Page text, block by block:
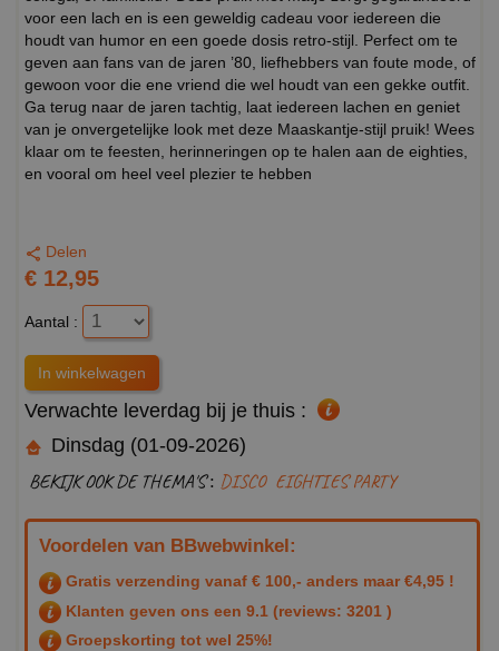
voor een lach en is een geweldig cadeau voor iedereen die
houdt van humor en een goede dosis retro-stijl. Perfect om te
geven aan fans van de jaren ’80, liefhebbers van foute mode, of
gewoon voor die ene vriend die wel houdt van een gekke outfit.
Ga terug naar de jaren tachtig, laat iedereen lachen en geniet
van je onvergetelijke look met deze Maaskantje-stijl pruik! Wees
klaar om te feesten, herinneringen op te halen aan de eighties,
en vooral om heel veel plezier te hebben
Delen
€ 12,95
Aantal :
Verwachte leverdag bij je thuis :
Dinsdag (01-09-2026)
BEKIJK OOK DE THEMA'S : DISCO EIGHTIES PARTY
Voordelen van BBwebwinkel:
Gratis verzending vanaf € 100,- anders maar €4,95 !
Klanten geven ons een 9.1 (reviews: 3201 )
Groepskorting tot wel 25%!